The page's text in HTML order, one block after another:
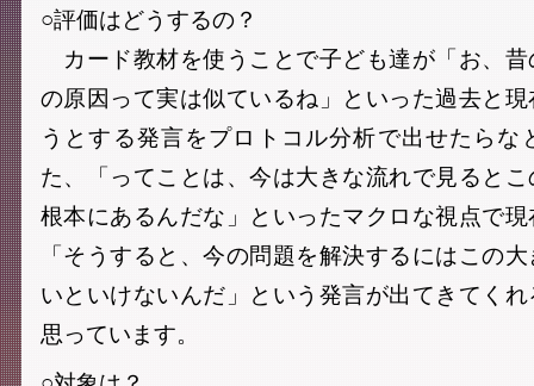
○評価はどうするの？
カード教材を使うことで子ども達が「お、
の原因って実は似ているね」といった過去と
うとする発言をプロトコル分析で出せたらな
た、「ってことは、今は大きな流れで見ると
根本にあるんだな」といったマクロな視点で
「そうすると、今の問題を解決するにはこの
いといけないんだ」という発言が出てきてく
思っています。